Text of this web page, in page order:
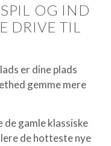
OG IND
DRIVE TIL
er dine plads
gemme mere
gamle klassiske
de hotteste nye